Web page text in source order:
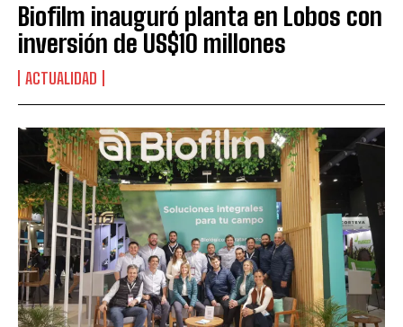
Biofilm inauguró planta en Lobos con
inversión de US$10 millones
ACTUALIDAD